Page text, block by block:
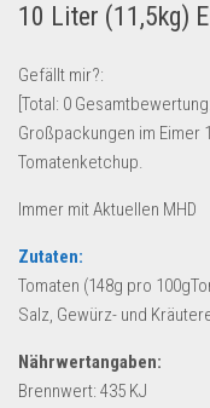
Lebensmittel &
Multimedia & Elektro
Münzen
Spielzeug & Games
Uhren & Schmuck
Wohnen & Einrichten
Restposten für
10 Liter (11,5kg)
Gefällt mir?:
[Total: 0 Gesamtbewertung:
Großpackungen im Eimer
Tomatenketchup.
Immer mit Aktuellen MHD
Zutaten:
Tomaten (148g pro
Salz, Gewürz- und
Nährwertangaben:
Brennwert: 435 KJ